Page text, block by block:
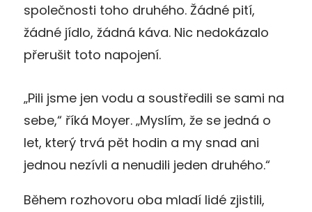
společnosti toho druhého. Žádné pití,
žádné jídlo, žádná káva. Nic nedokázalo
přerušit toto napojení.
„Pili jsme jen vodu a soustředili se sami na
sebe,“ říká Moyer. „Myslím, že se jedná o
let, který trvá pět hodin a my snad ani
jednou nezívli a nenudili jeden druhého.“
Během rozhovoru oba mladí lidé zjistili,